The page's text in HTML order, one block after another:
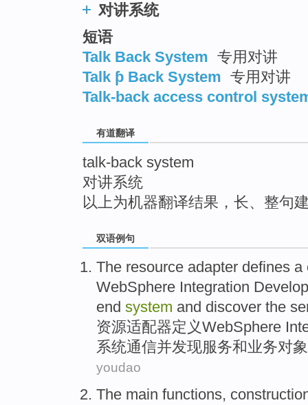
对讲系统
短语
Talk Back System 专用对讲
Talk ƥ Back System 专用对讲
Talk-back access control
有道翻译
talk-back system
对讲系统
以上为机器翻译结果，长、整句
双语例句
The resource adapter defines a
WebSphere Integration
end system and discover the
资源适配器定义WebSphere
系统通信并发现服务和业务对
youdao
The main functions,